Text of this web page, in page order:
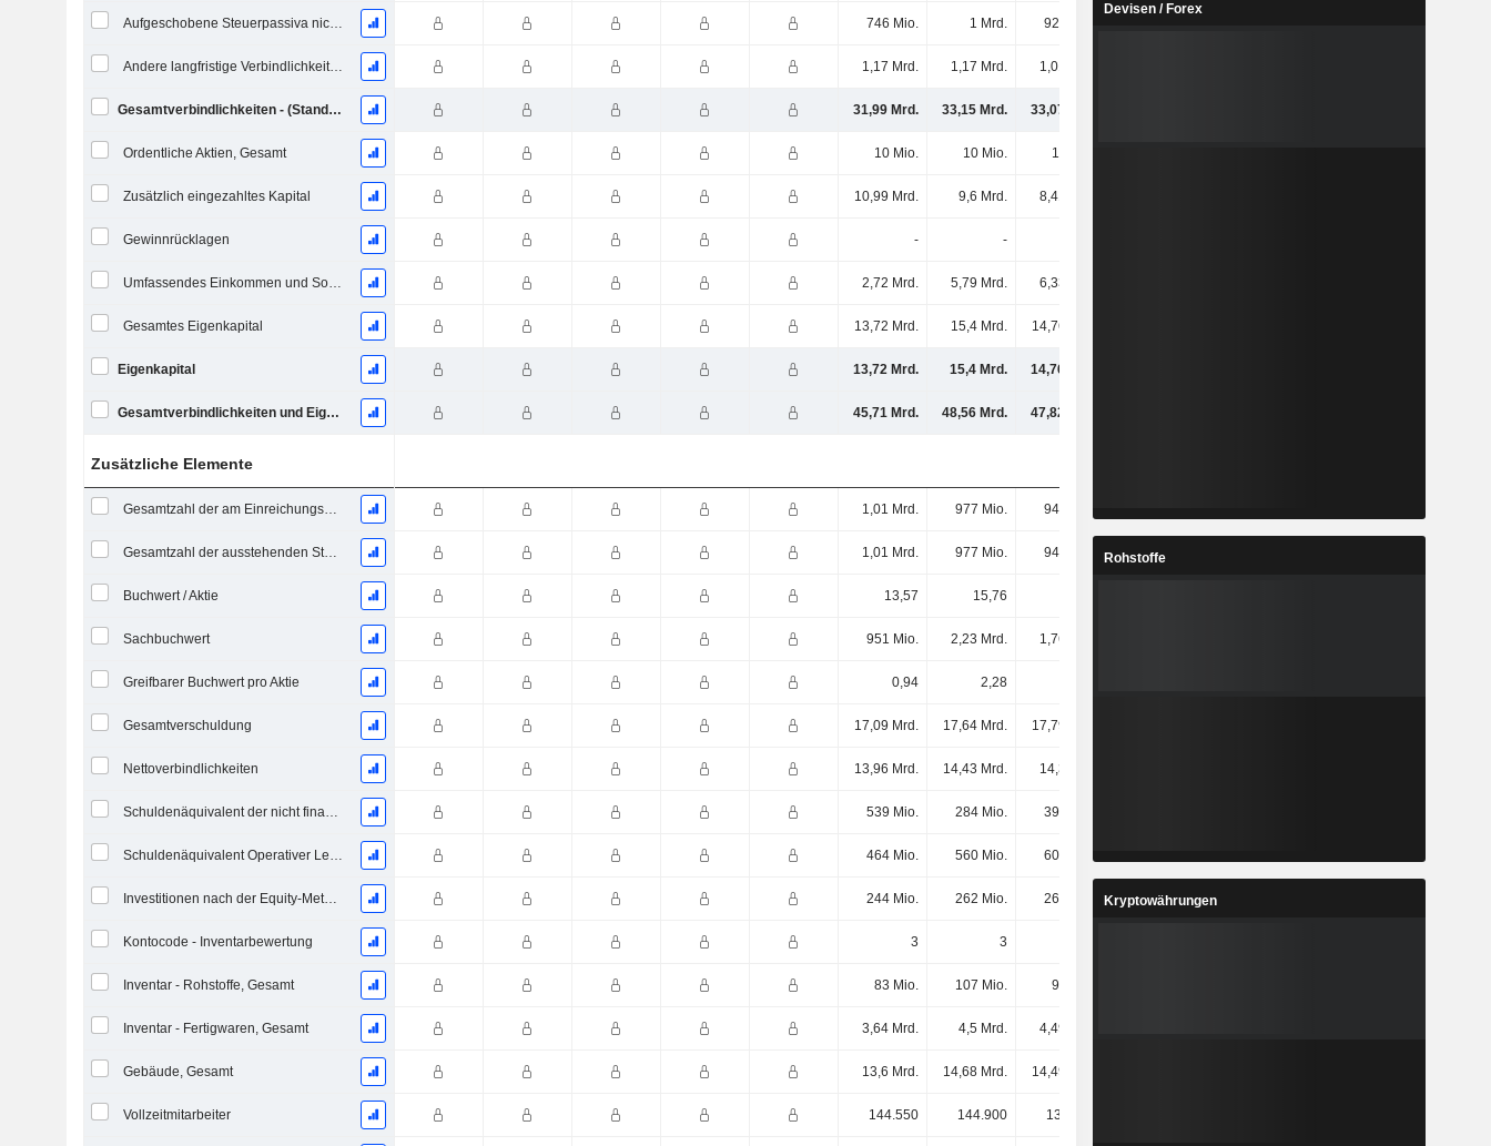
Aufgeschobene Steuerpassiva nicht aktuell 746 Mio. 1 Mrd. 925 Mio.
Andere langfristige Verbindlichkeiten 1,17 Mrd. 1,17 Mrd. 1,01 Mrd.
Gesamtverbindlichkeiten - (Standard / Utility Vorlage) 31,99 Mrd. 33,15 Mrd. 33,07 Mrd.
Ordentliche Aktien, Gesamt 10 Mio. 10 Mio. 10 Mio.
Zusätzlich eingezahltes Kapital 10,99 Mrd. 9,6 Mrd. 8,41 Mrd.
Gewinnrücklagen - -
Umfassendes Einkommen und Sonstiges 2,72 Mrd. 5,79 Mrd. 6,33 Mrd.
Gesamtes Eigenkapital 13,72 Mrd. 15,4 Mrd. 14,76 Mrd.
Eigenkapital 13,72 Mrd. 15,4 Mrd. 14,76 Mrd.
Gesamtverbindlichkeiten und Eigenkapital 45,71 Mrd. 48,56 Mrd. 47,82 Mrd.
Zusätzliche Elemente
Gesamtzahl der am Einreichungsdatum ausstehenden Aktien 1,01 Mrd. 977 Mio. 946 Mio.
Gesamtzahl der ausstehenden Stammaktien 1,01 Mrd. 977 Mio. 946 Mio. 914 Mio.
Buchwert / Aktie 13,57 15,76
Sachbuchwert 951 Mio. 2,23 Mrd. 1,76 Mrd.
Greifbarer Buchwert pro Aktie 0,94 2,28
Gesamtverschuldung 17,09 Mrd. 17,64 Mrd. 17,79 Mrd.
Nettoverbindlichkeiten 13,96 Mrd. 14,43 Mrd. 14,3 Mrd.
Schuldenäquivalent der nicht finanzierten projizierten Leistungspflicht 539 Mio. 284 Mio. 391 Mio.
Schuldenäquivalent Operativer Leasingverträge 464 Mio. 560 Mio. 600 Mio.
Investitionen nach der Equity-Methode, Gesamt 244 Mio. 262 Mio. 268 Mio. 279 Mio.
Kontocode - Inventarbewertung 3 3
Inventar - Rohstoffe, Gesamt 83 Mio. 107 Mio. 97 Mio.
Inventar - Fertigwaren, Gesamt 3,64 Mrd. 4,5 Mrd. 4,49 Mrd.
Gebäude, Gesamt 13,6 Mrd. 14,68 Mrd. 14,49 Mrd.
Vollzeitmitarbeiter 144.550 144.900 139.000
Devisen / Forex
Rohstoffe
Kryptowährungen